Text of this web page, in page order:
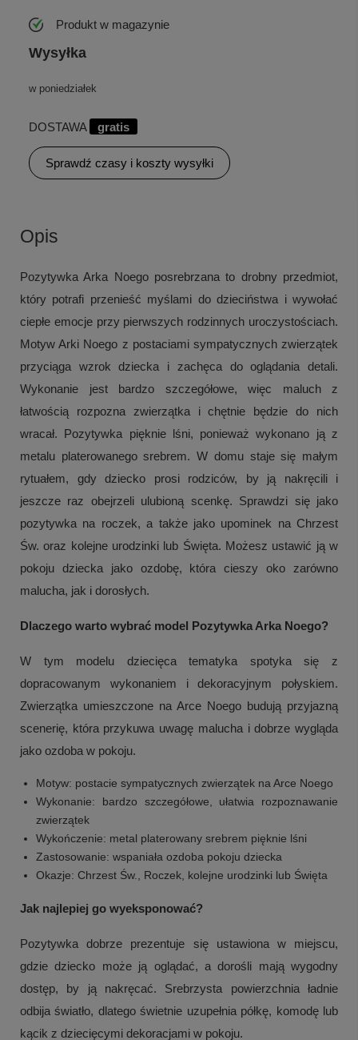
Produkt w magazynie
Wysyłka
w poniedziałek
DOSTAWA gratis
Sprawdź czasy i koszty wysyłki
Opis
Pozytywka Arka Noego posrebrzana to drobny przedmiot,
który potrafi przenieść myślami do dzieciństwa i wywołać
ciepłe emocje przy pierwszych rodzinnych uroczystościach.
Motyw Arki Noego z postaciami sympatycznych zwierzątek
przyciąga wzrok dziecka i zachęca do oglądania detali.
Wykonanie jest bardzo szczegółowe, więc maluch z
łatwością rozpozna zwierzątka i chętnie będzie do nich
wracał. Pozytywka pięknie lśni, ponieważ wykonano ją z
metalu platerowanego srebrem. W domu staje się małym
rytuałem, gdy dziecko prosi rodziców, by ją nakręcili i
jeszcze raz obejrzeli ulubioną scenkę. Sprawdzi się jako
pozytywka na roczek, a także jako upominek na Chrzest
Św. oraz kolejne urodzinki lub Święta. Możesz ustawić ją w
pokoju dziecka jako ozdobę, która cieszy oko zarówno
malucha, jak i dorosłych.
Dlaczego warto wybrać model Pozytywka Arka Noego?
W tym modelu dziecięca tematyka spotyka się z
dopracowanym wykonaniem i dekoracyjnym połyskiem.
Zwierzątka umieszczone na Arce Noego budują przyjazną
scenerię, która przykuwa uwagę malucha i dobrze wygląda
jako ozdoba w pokoju.
Motyw: postacie sympatycznych zwierzątek na Arce Noego
Wykonanie: bardzo szczegółowe, ułatwia rozpoznawanie
zwierzątek
Wykończenie: metal platerowany srebrem pięknie lśni
Zastosowanie: wspaniała ozdoba pokoju dziecka
Okazje: Chrzest Św., Roczek, kolejne urodzinki lub Święta
Jak najlepiej go wyeksponować?
Pozytywka dobrze prezentuje się ustawiona w miejscu,
gdzie dziecko może ją oglądać, a dorośli mają wygodny
dostęp, by ją nakręcać. Srebrzysta powierzchnia ładnie
odbija światło, dlatego świetnie uzupełnia półkę, komodę lub
kącik z dziecięcymi dekoracjami w pokoju.